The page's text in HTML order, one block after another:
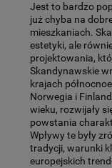
Jest to bardzo
już chyba na
mieszkaniach.
estetyki, ale
projektowania,
Skandynawskie
krajach
Norwegia i
wieku, rozwijały
powstania
Wpływy te były
tradycji, warunki
europejskich